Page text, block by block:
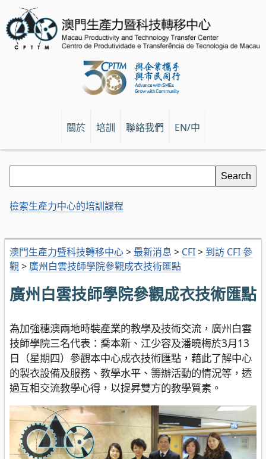
關於 培訓 聯絡我們 EN/中
澳門生產力暨科技轉移中心> 最新消息 > CFI> 到訪 CFI 參
觀> 廣州白雲技師學院參觀成衣技術匯點
廣州白雲技師學院參觀成衣技術匯點
為加強穗澳兩地時裝產業的教學及技術交流，廣州白雲
技師學院三名代表：喬本新、江少容及潘曉梅於3月13
日（星期四）參觀本中心成衣技術匯點，藉此了解中心
的製衣設備及服務、教學水平、籌辦活動的情況等，透
過互相交流教學心得，以提昇雙方的教學質素。
檢索生產力中心的培訓課程